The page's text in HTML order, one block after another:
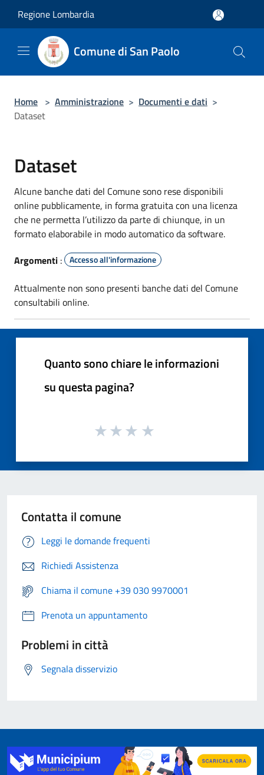
Regione Lombardia
Comune di San Paolo
Home > Amministrazione > Documenti e dati >
Dataset
Dataset
Alcune banche dati del Comune sono rese disponibili
online pubblicamente, in forma gratuita con una licenza
che ne permetta l’utilizzo da parte di chiunque, in un
formato elaborabile in modo automatico da software.
Argomenti : Accesso all'informazione
Attualmente non sono presenti banche dati del Comune
consultabili online.
Quanto sono chiare le informazioni
su questa pagina?
Contatta il comune
Leggi le domande frequenti
Richiedi Assistenza
Chiama il comune +39 030 9970001
Prenota un appuntamento
Problemi in città
Segnala disservizio